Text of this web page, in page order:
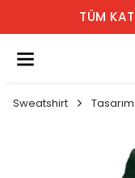
TÜM
Sweatshirt